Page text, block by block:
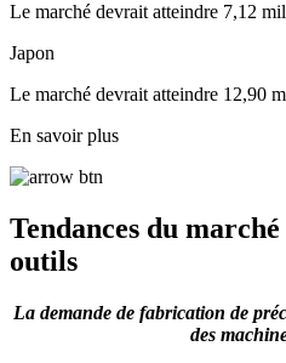
Le marché devrait atteindre 7,12
Japon
Le marché devrait atteindre 12,90
En savoir plus
Tendances du
outils
La demande de fabrication de
des